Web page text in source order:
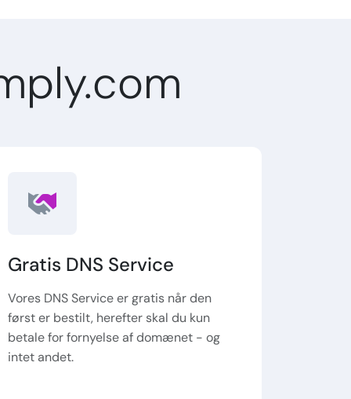
Gratis DNS Service
Vores DNS Service er gratis når den
først er bestilt, herefter skal du kun
betale for fornyelse af domænet - og
intet andet.